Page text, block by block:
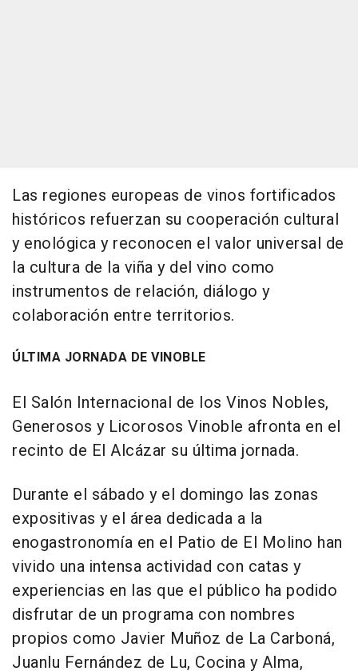
Las regiones europeas de vinos fortificados
históricos refuerzan su cooperación cultural
y enológica y reconocen el valor universal de
la cultura de la viña y del vino como
instrumentos de relación, diálogo y
colaboración entre territorios.
ÚLTIMA JORNADA DE VINOBLE
El Salón Internacional de los Vinos Nobles,
Generosos y Licorosos Vinoble afronta en el
recinto de El Alcázar su última jornada.
Durante el sábado y el domingo las zonas
expositivas y el área dedicada a la
enogastronomía en el Patio de El Molino han
vivido una intensa actividad con catas y
experiencias en las que el público ha podido
disfrutar de un programa con nombres
propios como Javier Muñoz de La Carboná,
Juanlu Fernández de Lu, Cocina y Alma,